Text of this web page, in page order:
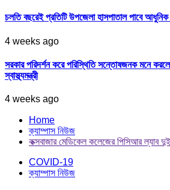
চলতি বছরেই প্রতিটি উপজেলা হাসপাতাল পাবে আধুনিক
4 weeks ago
সরকার পরিদর্শন করে পরিস্থিতি সন্তোষজনক মনে করলে
স্বাস্থ্যমন্ত্রী
4 weeks ago
Home
ক্যাম্পাস নিউজ
কক্সবাজার মেডিকেল কলেজের পিসিআর ল্যাব
COVID-19
ক্যাম্পাস নিউজ